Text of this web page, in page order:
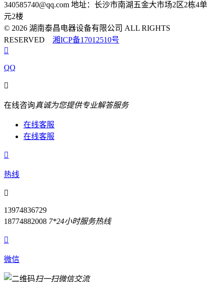
340585740@qq.com 地址：长沙市南湖五金大市场2区2栋4单
元2楼
© 2026 湖南泰昌电器设备有限公司 ALL RIGHTS
RESERVED 湘ICP备17012510号

QQ

在线咨询真诚为您提供专业解答服务
在线客服
在线客服

热线

13974836729
18774882008 7*24小时服务热线

微信
扫一扫微信交流